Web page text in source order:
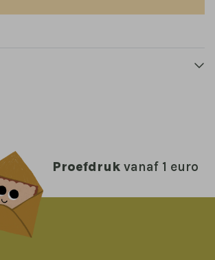
Proefdruk vanaf 1 euro